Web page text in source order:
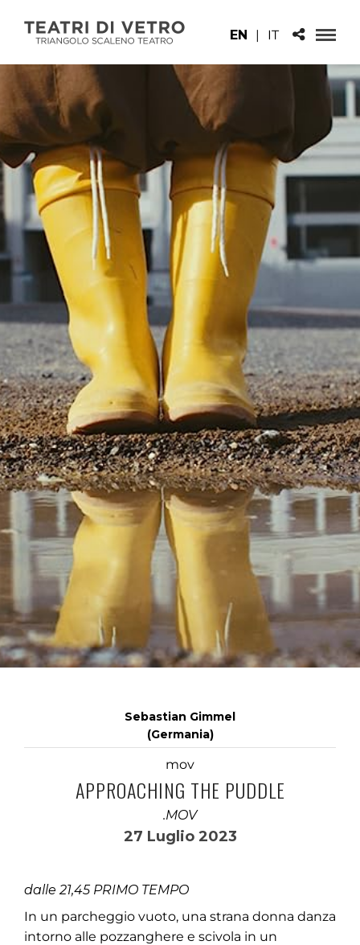
EN | IT
Sebastian Gimmel
(Germania)
mov
APPROACHING THE PUDDLE
.MOV
27 Luglio 2023
dalle 21,45 PRIMO TEMPO
In un parcheggio vuoto, una strana donna danza
intorno alle pozzanghere e scivola in un